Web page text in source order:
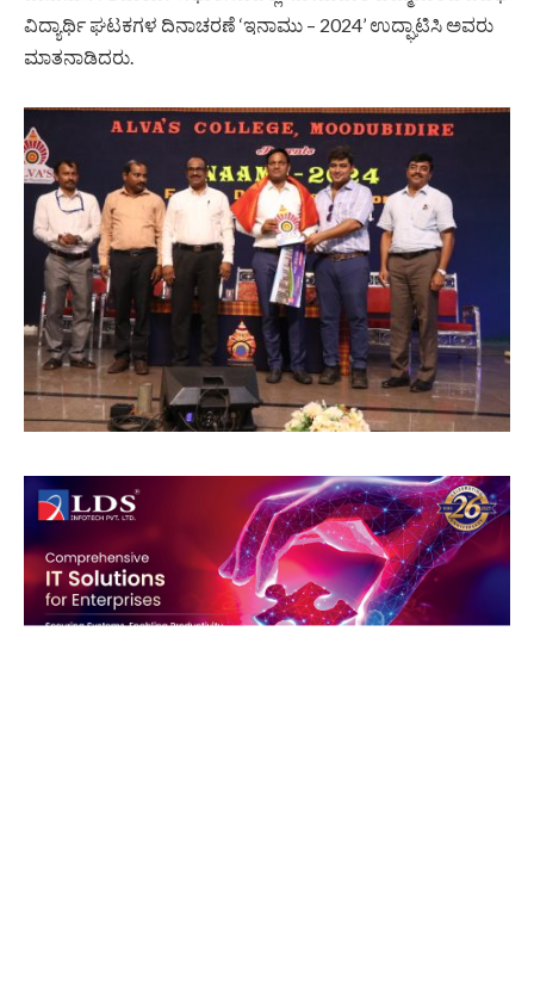
ವಿದ್ಯಾರ್ಥಿ ಘಟಕಗಳ ದಿನಾಚರಣೆ ‘ಇನಾಮು – 2024’ ಉದ್ಘಾಟಿಸಿ ಅವರು
ಮಾತನಾಡಿದರು.